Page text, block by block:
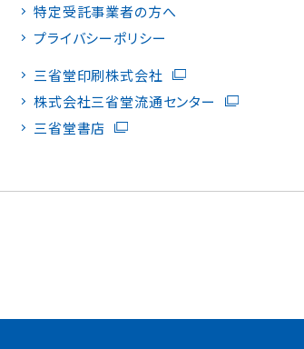
特定受託事業者の方へ
プライバシーポリシー
三省堂印刷株式会社
株式会社三省堂流通センター
三省堂書店